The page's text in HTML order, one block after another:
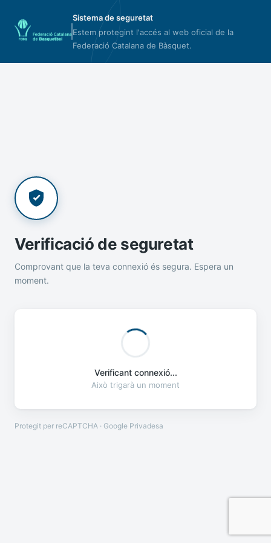
Sistema de seguretat
Estem protegint l'accés al web oficial de la
Federació Catalana de Bàsquet.
Verificació de seguretat
Comprovant que la teva connexió és segura. Espera un
moment.
Verificant connexió...
Això trigarà un moment
Protegit per reCAPTCHA · Google Privadesa